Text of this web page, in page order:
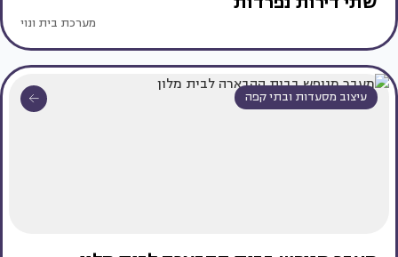
מערכת בית ונוי
עיצוב מסעדות ובתי קפה